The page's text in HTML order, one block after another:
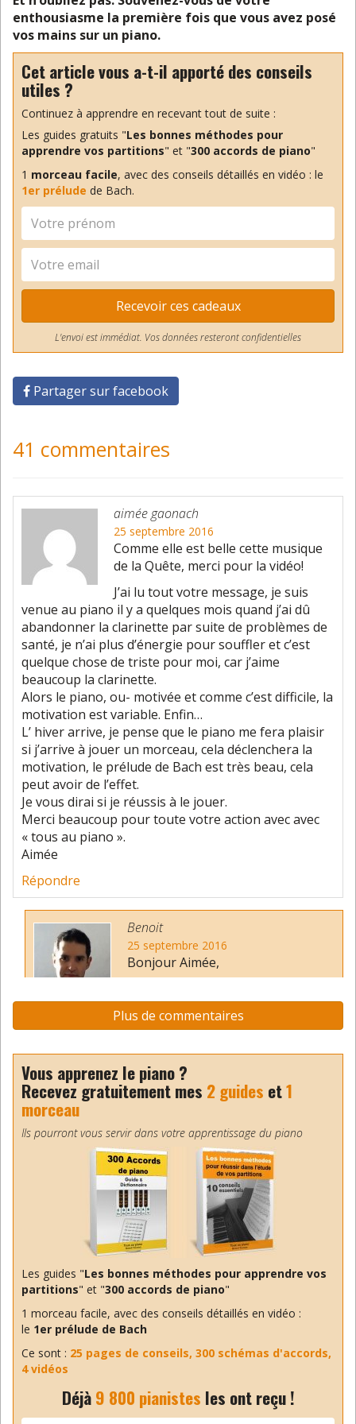
enthousiasme la première fois que vous avez posé
vos mains sur un piano.
Cet article vous a-t-il apporté des conseils
utiles ?
Continuez à apprendre en recevant tout de suite :
Les guides gratuits "Les bonnes méthodes pour
apprendre vos partitions" et "300 accords de piano"
1 morceau facile, avec des conseils détaillés en vidéo : le
1er prélude de Bach.
Recevoir ces cadeaux
L'envoi est immédiat. Vos données resteront confidentielles
Partager sur facebook
41 commentaires
aimée gaonach
25 septembre 2016
Comme elle est belle cette musique
de la Quête, merci pour la vidéo!
J’ai lu tout votre message, je suis
venue au piano il y a quelques mois quand j’ai dû
abandonner la clarinette par suite de problèmes de
santé, je n’ai plus d’énergie pour souffler et c’est
quelque chose de triste pour moi, car j’aime
beaucoup la clarinette.
Alors le piano, ou- motivée et comme c’est difficile, la
motivation est variable. Enfin…
L’ hiver arrive, je pense que le piano me fera plaisir
si j’arrive à jouer un morceau, cela déclenchera la
motivation, le prélude de Bach est très beau, cela
peut avoir de l’effet.
Je vous dirai si je réussis à le jouer.
Merci beaucoup pour toute votre action avec avec
« tous au piano ».
Aimée
Répondre
Benoit
25 septembre 2016
Bonjour Aimée,
Je vous souhaite le meilleur pour démarrer le
piano.
Répondre
j’ai pratiqué seule avec méthode M.
Bernachon (?) une saison mais je
voudrais surtout pratiquer de petits
morceaux jazz (pas trop rapides) mais actuellement
j’ai le bras gauche plâtré pour 40 jours. toutefois il
me semble que je peux pratiquer qqs mélodies d’une
main !!! qu’en pensez vous Benoît ?
merci j’ai apprécié l’approche du piano mm si je ne
suis pas très doué on peut se faire plaisir
amicalement
Mie Fleur
Répondre
Benoit
25 septembre 2016
Plus de commentaires
Vous apprenez le piano ?
Recevez gratuitement mes 2 guides et1
morceau
Ils pourront vous servir dans votre apprentissage du piano
Les guides "Les bonnes méthodes pour apprendre vos
partitions" et "300 accords de piano"
1 morceau facile, avec des conseils détaillés en vidéo :
le 1er prélude de Bach
Ce sont : 25 pages de conseils, 300 schémas d'accords,
4 vidéos
Déjà9 800 pianistes les ont reçu !